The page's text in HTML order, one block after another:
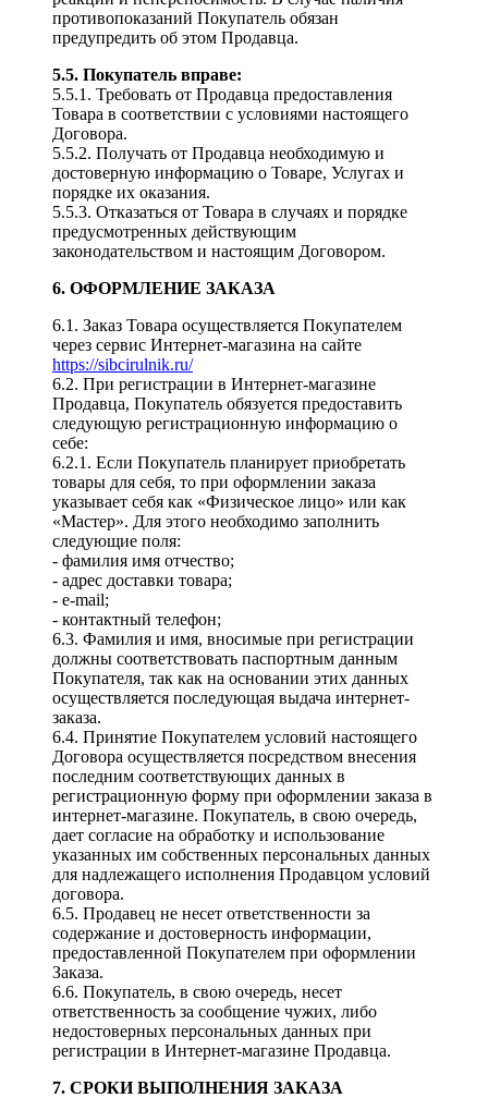
противопоказаний Покупатель обязан
предупредить об этом Продавца.
5.5. Покупатель вправе:
5.5.1. Требовать от Продавца предоставления
Товара в соответствии с условиями настоящего
Договора.
5.5.2. Получать от Продавца необходимую и
достоверную информацию о Товаре, Услугах и
порядке их оказания.
5.5.3. Отказаться от Товара в случаях и порядке
предусмотренных действующим
законодательством и настоящим Договором.
6. ОФОРМЛЕНИЕ ЗАКАЗА
6.1. Заказ Товара осуществляется Покупателем
через сервис Интернет-магазина на сайте
https://sibcirulnik.ru/
6.2. При регистрации в Интернет-магазине
Продавца, Покупатель обязуется предоставить
следующую регистрационную информацию о
себе:
6.2.1. Если Покупатель планирует приобретать
товары для себя, то при оформлении заказа
указывает себя как «Физическое лицо» или как
«Мастер». Для этого необходимо заполнить
следующие поля:
- фамилия имя отчество;
- адрес доставки товара;
- e-mail;
- контактный телефон;
6.3. Фамилия и имя, вносимые при регистрации
должны соответствовать паспортным данным
Покупателя, так как на основании этих данных
осуществляется последующая выдача интернет-
заказа.
6.4. Принятие Покупателем условий настоящего
Договора осуществляется посредством внесения
последним соответствующих данных в
регистрационную форму при оформлении заказа в
интернет-магазине. Покупатель, в свою очередь,
дает согласие на обработку и использование
указанных им собственных персональных данных
для надлежащего исполнения Продавцом условий
договора.
6.5. Продавец не несет ответственности за
содержание и достоверность информации,
предоставленной Покупателем при оформлении
Заказа.
6.6. Покупатель, в свою очередь, несет
ответственность за сообщение чужих, либо
недостоверных персональных данных при
регистрации в Интернет-магазине Продавца.
7. СРОКИ ВЫПОЛНЕНИЯ ЗАКАЗА